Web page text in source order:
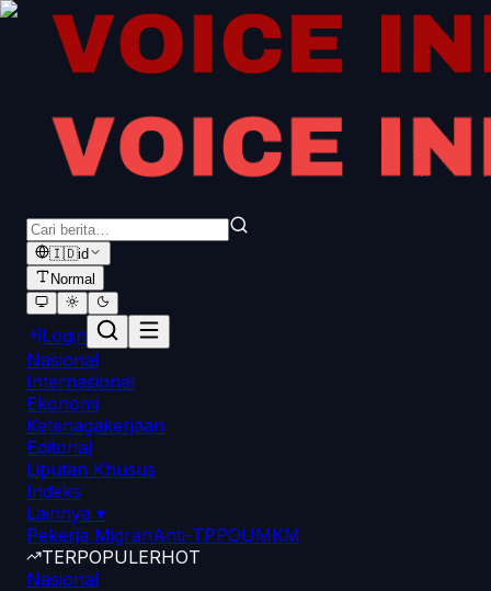
🇮🇩id
Normal
Login
Nasional
Internasional
Ekonomi
Ketenagakerjaan
Editorial
Liputan Khusus
Indeks
Lainnya ▾
Pekerja MigranAnti-TPPOUMKM
TERPOPULERHOT
Nasional